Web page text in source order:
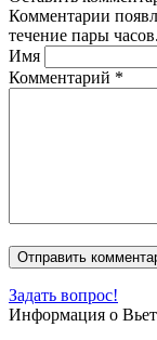
Комментарии
течение пары часов.
Имя
Комментарий *
Задать вопрос!
Информация о